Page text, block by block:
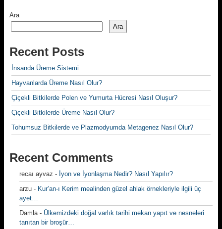
Ara
Ara
Recent Posts
İnsanda Üreme Sistemi
Hayvanlarda Üreme Nasıl Olur?
Çiçekli Bitkilerde Polen ve Yumurta Hücresi Nasıl Oluşur?
Çiçekli Bitkilerde Üreme Nasıl Olur?
Tohumsuz Bitkilerde ve Plazmodyumda Metagenez Nasıl Olur?
Recent Comments
recaı ayvaz - İyon ve İyonlaşma Nedir? Nasıl Yapılır?
arzu - Kur’an-ı Kerim mealinden güzel ahlak örnekleriyle ilgili üç
ayet…
Damla- Ülkemizdeki doğal varlık tarihi mekan yapıt ve nesneleri
tanıtan bir broşür…